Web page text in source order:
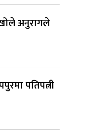
अनुरागले
पतिपत्नी